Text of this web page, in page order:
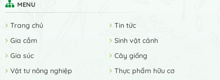
MENU
Trang chủ
Tin tức
Gia cầm
Sinh vật cảnh
Gia súc
Cây giống
Vật tư nông nghiệp
Thực phẩm hữu cơ